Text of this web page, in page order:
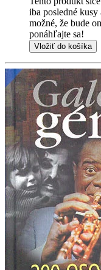
iba posledné
možné, že bude
ponáhľajte sa!
Vložiť do košíka